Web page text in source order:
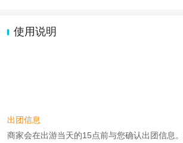
使用说明
出团信息
商家会在出游当天的15点前与您确认出团信息